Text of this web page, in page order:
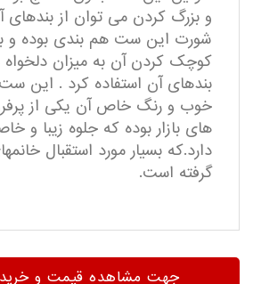
و بزرگ کردن می توان از بندهای
شورت این ست هم بندی بوده و
کوچک کردن آن به میزان دلخواه
بندهای آن استفاده کرد . این
خوب و رنگ خاص آن یکی از
های بازار بوده که جلوه زیبا و
دارد.که بسیار مورد استقبال
گرفته است.
جهت مشاهده قیمت و خرید